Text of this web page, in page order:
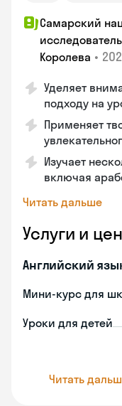
Самарский
Королева •
Уделяет
подходу на
Применяет
Изучает
включая
Читать дальше
Услуги и
Английский
Мини-курс для
Уроки для детей
Читать